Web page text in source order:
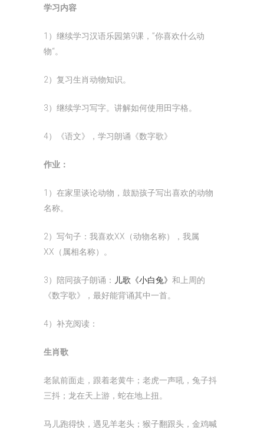
学习内容
1）继续学习汉语乐园第9课，”你喜欢什么动
物“。
2）复习生肖动物知识。
3）继续学习写字。讲解如何使用田字格。
4）《语文》，学习朗诵《数字歌》
作业：
1）在家里谈论动物，鼓励孩子写出喜欢的动物
名称。
2）写句子：我喜欢XX（动物名称），我属
XX（属相名称）。
3）陪同孩子朗诵： 儿歌《小白兔》 和上周的
《数字歌》，最好能背诵其中一首。
4）补充阅读：
生肖歌
老鼠前面走，跟着老黄牛；老虎一声吼，兔子抖
三抖；龙在天上游，蛇在地上扭。
马儿跑得快，遇见羊老头；猴子翻跟头，金鸡喊